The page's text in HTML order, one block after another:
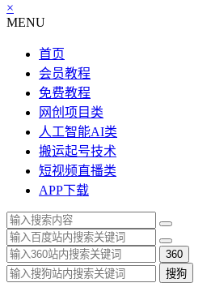
×
MENU
首页
会员教程
免费教程
网创项目类
人工智能AI类
搬运起号技术
短视频直播类
APP下载
360
搜狗